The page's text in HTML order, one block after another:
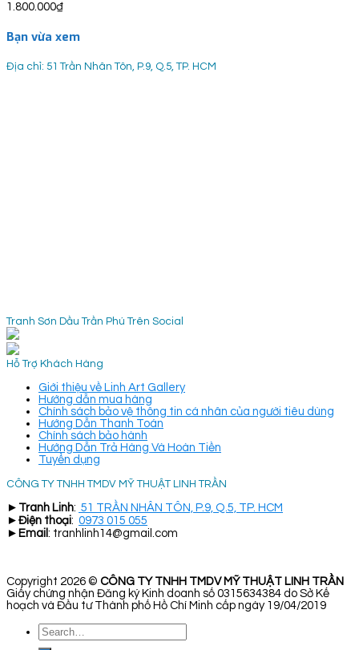
1.800.000₫
Bạn vừa xem
Địa chỉ: 51 Trần Nhân Tôn, P.9, Q.5, TP. HCM
Tranh Sơn Dầu Trần Phú Trên Social
Hỗ Trợ Khách Hàng
Giới thiệu về Linh Art Gallery
Hướng dẫn mua hàng
Chính sách bảo vệ thông tin cá nhân của người tiêu dùng
Hướng Dẫn Thanh Toán
Chính sách bảo hành
Hướng Dẫn Trả Hàng Và Hoàn Tiền
Tuyển dụng
CÔNG TY TNHH TMDV MỸ THUẬT LINH TRẦN
► Tranh Linh: 51 TRẦN NHÂN TÔN, P.9, Q.5, TP. HCM
► Điện thoại: 0973 015 055
► Email : tranhlinh14@gmail.com
Copyright 2026 © CÔNG TY TNHH TMDV MỸ THUẬT LINH TRẦN
Giấy chứng nhận Đăng ký Kinh doanh số 0315634384 do Sở Kế
hoạch và Đầu tư Thành phố Hồ Chí Minh cấp ngày 19/04/2019
Search
for: